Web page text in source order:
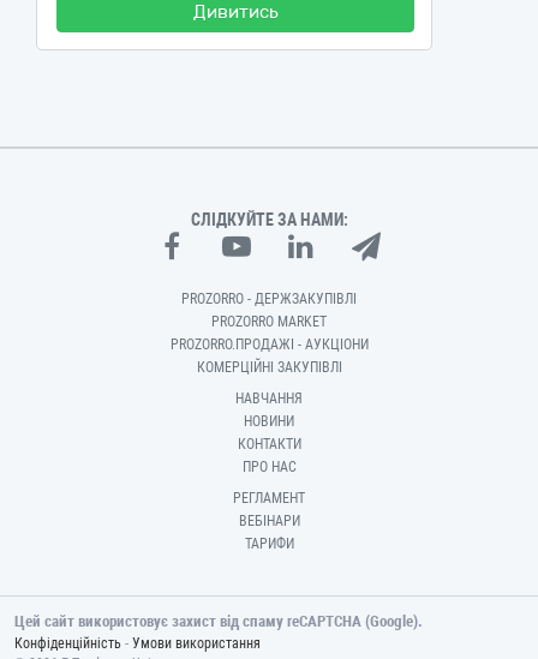
Дивитись
СЛІДКУЙТЕ ЗА НАМИ:
PROZORRO - ДЕРЖЗАКУПІВЛІ
PROZORRO MARKET
PROZORRO.ПРОДАЖІ - АУКЦІОНИ
КОМЕРЦІЙНІ ЗАКУПІВЛІ
НАВЧАННЯ
НОВИНИ
КОНТАКТИ
ПРО НАС
РЕГЛАМЕНТ
ВЕБІНАРИ
ТАРИФИ
Цей сайт використовує захист від спаму reCAPTCHA (Google).
Конфіденційність - Умови використання